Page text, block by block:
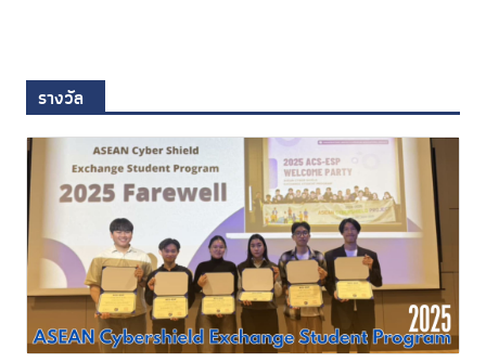
รางวัล